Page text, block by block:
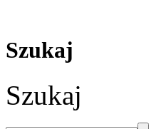
Szukaj
Szukaj